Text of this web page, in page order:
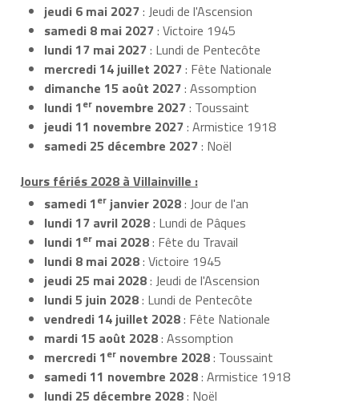
jeudi 6 mai 2027: Jeudi de l'Ascension
samedi 8 mai 2027: Victoire 1945
lundi 17 mai 2027: Lundi de Pentecôte
mercredi 14 juillet 2027: Fête Nationale
dimanche 15 août 2027: Assomption
lundi 1er novembre 2027: Toussaint
jeudi 11 novembre 2027: Armistice 1918
samedi 25 décembre 2027: Noël
Jours fériés 2028 à Villainville :
samedi 1er janvier 2028: Jour de l'an
lundi 17 avril 2028: Lundi de Pâques
lundi 1er mai 2028: Fête du Travail
lundi 8 mai 2028: Victoire 1945
jeudi 25 mai 2028: Jeudi de l'Ascension
lundi 5 juin 2028: Lundi de Pentecôte
vendredi 14 juillet 2028: Fête Nationale
mardi 15 août 2028: Assomption
mercredi 1er novembre 2028: Toussaint
samedi 11 novembre 2028: Armistice 1918
lundi 25 décembre 2028: Noël